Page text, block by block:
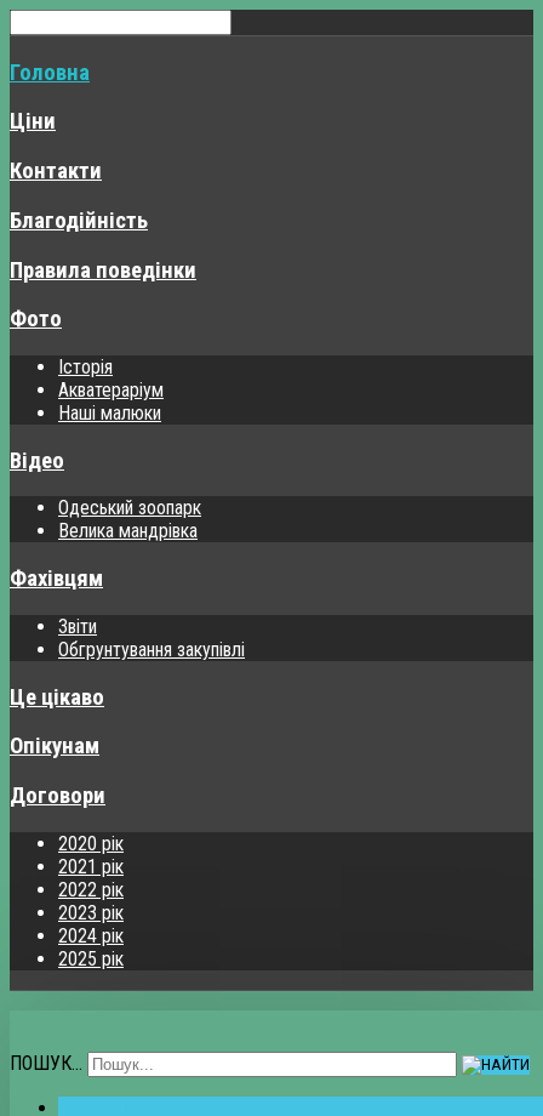
Головна
Ціни
Контакти
Благодійність
Правила поведінки
Фото
Історія
Акватераріум
Наші малюки
Відео
Одеський зоопарк
Велика мандрівка
Фахівцям
Звіти
Обгрунтування закупівлі
Це цікаво
Опікунам
Договори
2020 рік
2021 рік
2022 рік
2023 рік
2024 рік
2025 рік
ПОШУК...